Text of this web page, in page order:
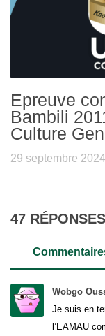
Epreuve
Bambili
Culture
29 septembre 2024
47 RÉPONSES
Wobgo
Je suis en
l’EAMAU